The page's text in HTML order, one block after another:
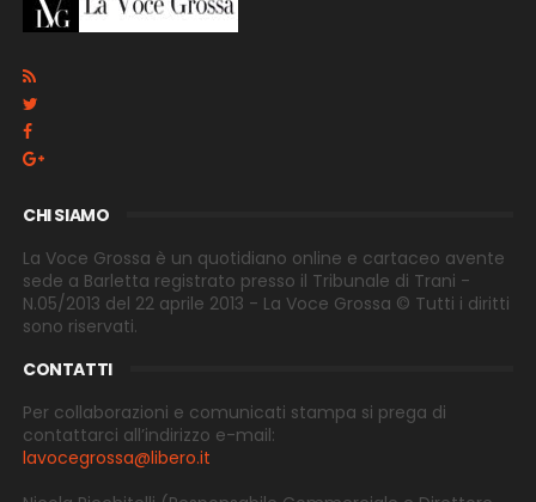
CHI SIAMO
La Voce Grossa è un quotidiano online e cartaceo avente
sede a Barletta registrato presso il Tribunale di Trani -
N.05/2013 del 22 aprile 2013 - La Voce Grossa © Tutti i diritti
sono riservati.
CONTATTI
Per collaborazioni e comunicati stampa si prega di
contattarci all’indirizzo e-mail:
lavocegrossa@libero.it